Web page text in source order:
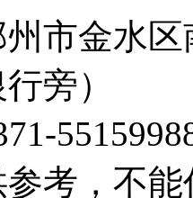
市金水
旁）
参考，不